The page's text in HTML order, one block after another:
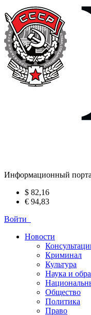
Информационный
$ 82,16
€ 94,83
Войти
Новости
Криминал
Культура
Наука и
Общество
Политика
Право